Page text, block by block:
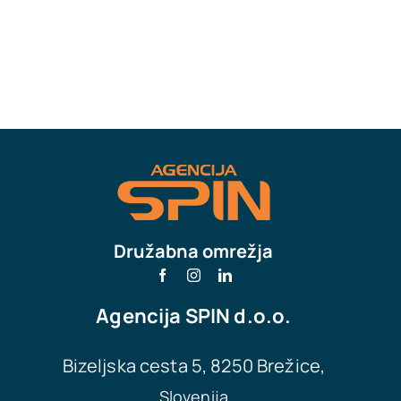
Družabna omrežja
Agencija SPIN d.o.o.
Bizeljska cesta 5, 8250 Brežice,
Slovenija